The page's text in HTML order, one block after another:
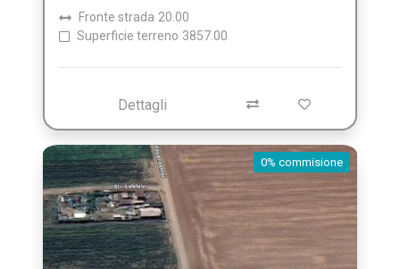
Fronte strada 20.00
Superficie terreno 3857.00
Dettagli
0% commisione